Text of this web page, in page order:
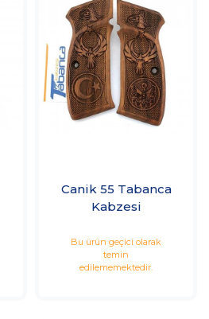
Canik 55 Tabanca
Kabzesi
Bu ürün geçici olarak
temin
edilememektedir.